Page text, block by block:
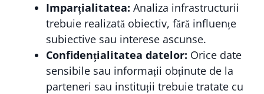
Imparțialitatea: Analiza infrastructurii
trebuie realizată obiectiv, fără influențe
subiective sau interese ascunse.
Confidențialitatea datelor: Orice date
sensibile sau informații obținute de la
parteneri sau instituții trebuie tratate cu